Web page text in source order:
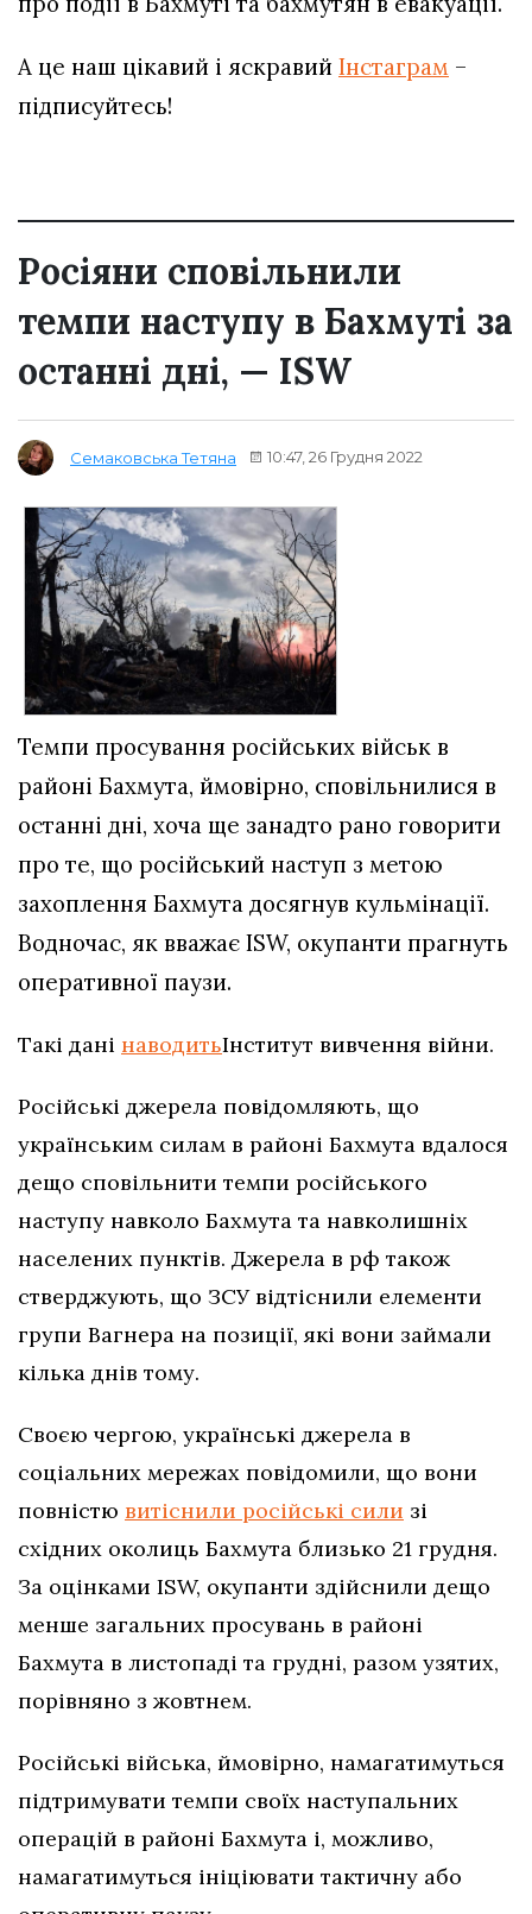
А це наш цікавий і яскравий Інстаграм –
підписуйтесь!
Росіяни сповільнили
темпи наступу в Бахмуті за
останні дні, — ISW
Семаковська Тетяна 10:47, 26 Грудня 2022
Темпи просування російських військ в
районі Бахмута, ймовірно, сповільнилися в
останні дні, хоча ще занадто рано говорити
про те, що російський наступ з метою
захоплення Бахмута досягнув кульмінації.
Водночас, як вважає ISW, окупанти прагнуть
оперативної паузи.
Такі дані наводитьІнститут вивчення війни.
Російські джерела повідомляють, що
українським силам в районі Бахмута вдалося
дещо сповільнити темпи російського
наступу навколо Бахмута та навколишніх
населених пунктів. Джерела в рф також
стверджують, що ЗСУ відтіснили елементи
групи Вагнера на позиції, які вони займали
кілька днів тому.
Своєю чергою, українські джерела в
соціальних мережах повідомили, що вони
повністю витіснили російські сили зі
східних околиць Бахмута близько 21 грудня.
За оцінками ISW, окупанти здійснили дещо
менше загальних просувань в районі
Бахмута в листопаді та грудні, разом узятих,
порівняно з жовтнем.
Російські війська, ймовірно, намагатимуться
підтримувати темпи своїх наступальних
операцій в районі Бахмута і, можливо,
намагатимуться ініціювати тактичну або